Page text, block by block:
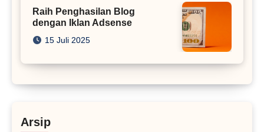
Raih Penghasilan Blog
dengan Iklan Adsense
15 Juli 2025
Arsip